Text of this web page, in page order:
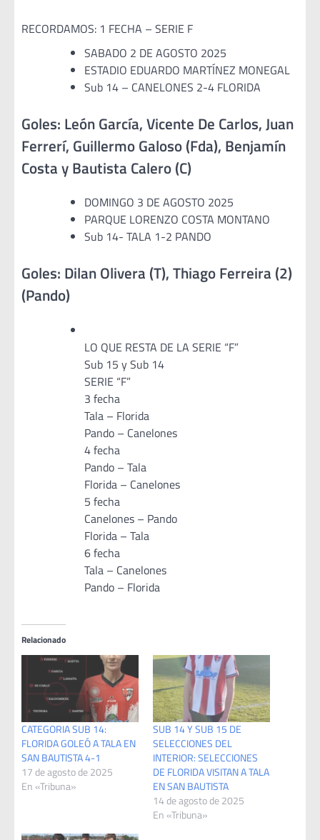
RECORDAMOS: 1 FECHA – SERIE F
SABADO 2 DE AGOSTO 2025
ESTADIO EDUARDO MARTÍNEZ MONEGAL
Sub 14 – CANELONES 2-4 FLORIDA
Goles: León García, Vicente De Carlos, Juan
Ferrerí, Guillermo Galoso (Fda), Benjamín
Costa y Bautista Calero (C)
DOMINGO 3 DE AGOSTO 2025
PARQUE LORENZO COSTA MONTANO
Sub 14- TALA 1-2 PANDO
Goles: Dilan Olivera (T), Thiago Ferreira (2)
(Pando)
LO QUE RESTA DE LA SERIE “F”
Sub 15 y Sub 14
SERIE “F”
3 fecha
Tala – Florida
Pando – Canelones
4 fecha
Pando – Tala
Florida – Canelones
5 fecha
Canelones – Pando
Florida – Tala
6 fecha
Tala – Canelones
Pando – Florida
Relacionado
CATEGORIA SUB 14:
FLORIDA GOLEÓ A TALA EN
SAN BAUTISTA 4-1
17 de agosto de 2025
En «Tribuna»
SUB 14 Y SUB 15 DE
SELECCIONES DEL
INTERIOR: SELECCIONES
DE FLORIDA VISITAN A TALA
EN SAN BAUTISTA
14 de agosto de 2025
En «Tribuna»